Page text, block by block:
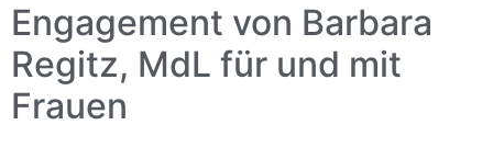
Engagement von Barbara
Regitz, MdL für und mit
Frauen